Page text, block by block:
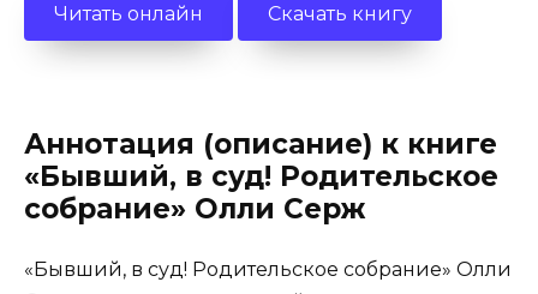
Читать онлайн Скачать книгу
Аннотация (описание) к книге
«Бывший, в суд! Родительское
собрание» Олли Серж
«Бывший, в суд! Родительское собрание» Олли